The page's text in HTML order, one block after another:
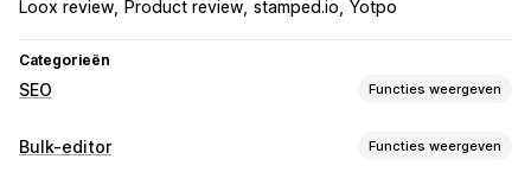
Loox review
Product review stamped.io Yotpo
Categorieën
SEO Functies weergeven
SEO-tools
Bulk-editor Functies weergeven